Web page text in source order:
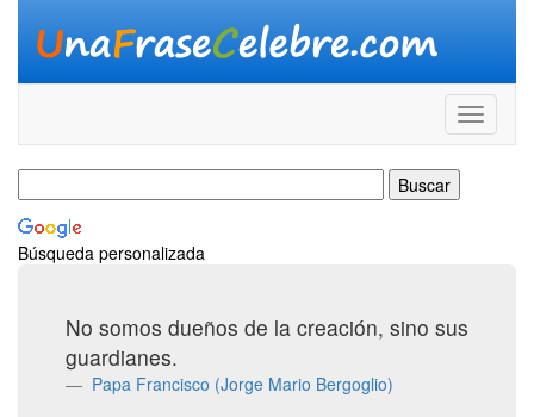
Búsqueda personalizada
No somos dueños de la creación, sino sus
guardianes.
Papa Francisco (Jorge Mario Bergoglio)